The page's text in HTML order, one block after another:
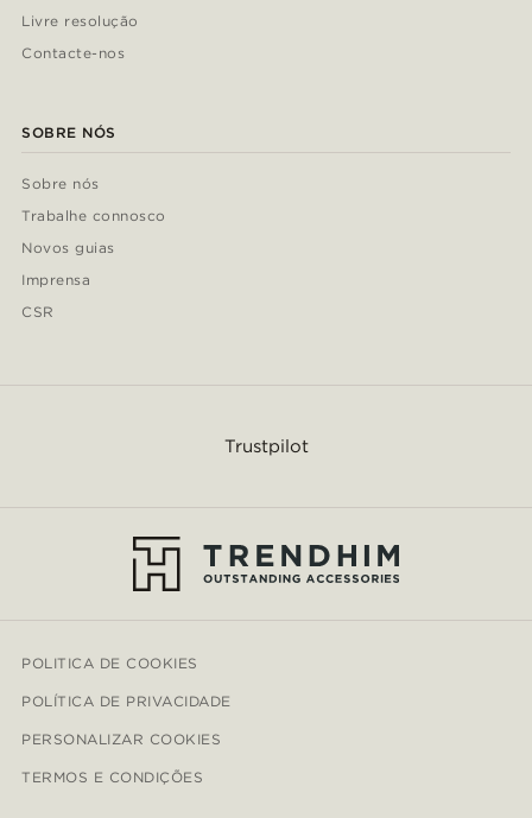
Livre resolução
Contacte-nos
SOBRE NÓS
Sobre nós
Trabalhe connosco
Novos guias
Imprensa
CSR
Trustpilot
POLITICA DE COOKIES
POLÍTICA DE PRIVACIDADE
PERSONALIZAR COOKIES
TERMOS E CONDIÇÕES